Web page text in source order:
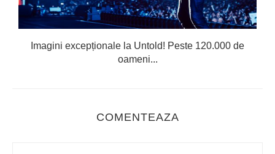
Imagini excepționale la Untold! Peste 120.000 de
oameni...
COMENTEAZA